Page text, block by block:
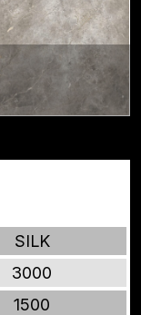
SILK
3000
1500